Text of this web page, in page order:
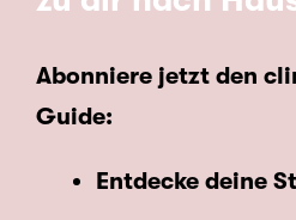
Abonniere jetzt den
Guide:
Entdecke deine